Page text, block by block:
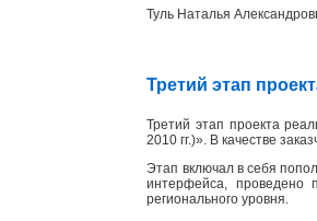
Туль Наталья
Третий этап
Третий этап проекта
2010 гг.)». В качестве
Этап включал в себя
интерфейса, проведено
регионального уровня.